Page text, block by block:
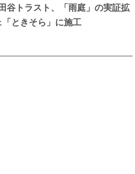
谷トラスト、「雨庭」の実証拡
ときそら」に施工